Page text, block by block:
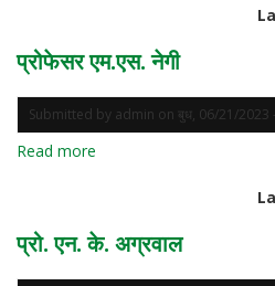
प्रोफेसर एम.एस. नेगी
Submitted by admin on बुध, 06/21/2023
Read more
प्रो. एन. के. अग्रवाल